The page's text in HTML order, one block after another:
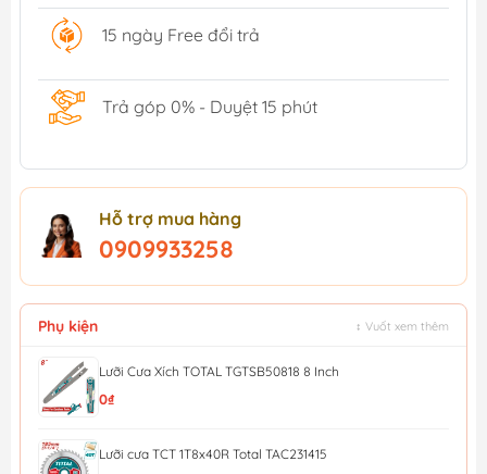
15 ngày Free đổi trả
Trả góp 0% - Duyệt 15 phút
Hỗ trợ mua hàng
0909933258
Phụ kiện ↕ Vuốt xem thêm
Lưỡi Cưa Xích TOTAL TGTSB50818 8 Inch
0₫
Lưỡi cưa TCT 1T8x40R Total TAC231415